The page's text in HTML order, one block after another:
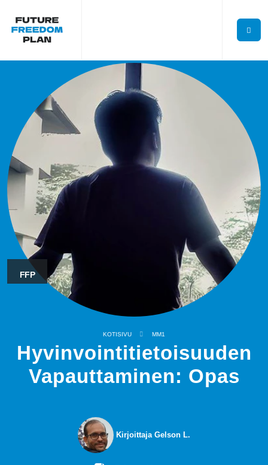
FFP
KOTISIVU MM1
Hyvinvointitietoisuuden
Vapauttaminen: Opas
Kirjoittaja Gelson L.